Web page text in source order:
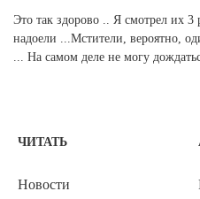
Это так здорово .. Я смотрел их
надоели ...Мстители, вероятно,
... На самом деле не могу
ЧИТАТЬ
Новости